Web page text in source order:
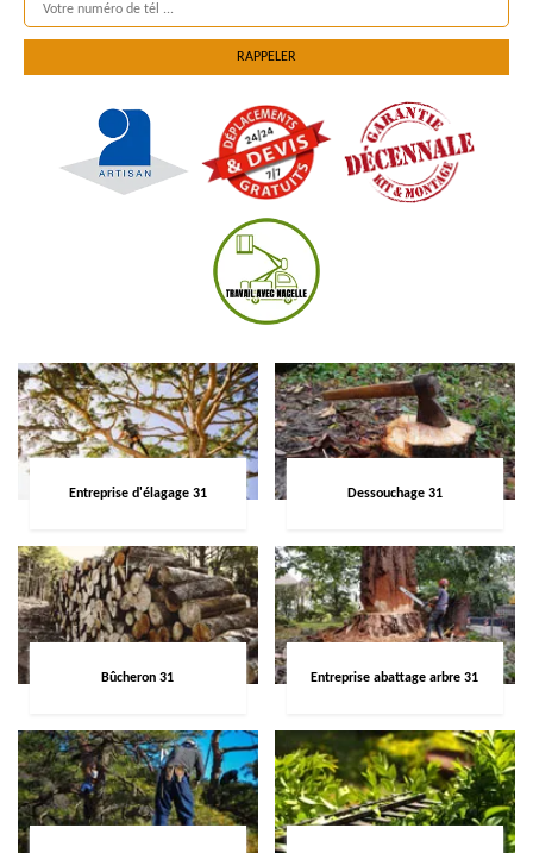
Entreprise d'élagage 31 Dessouchage 31
Bûcheron 31 Entreprise abattage arbre 31